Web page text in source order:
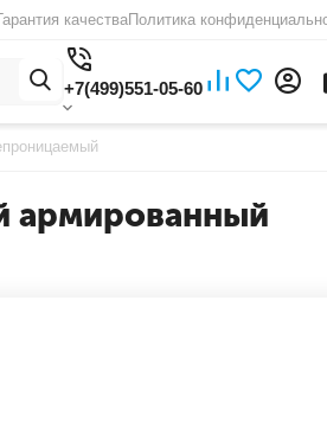
качестваПолитика
+7(499)551-05-60
армированный